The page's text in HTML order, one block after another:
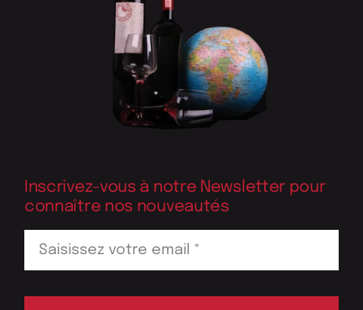
Inscrivez-vous à notre Newsletter pour
connaître nos nouveautés